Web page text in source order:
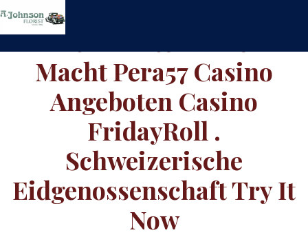
Skip
to
Was Erhalten Anreiz
Macht Pera57 Casino
Angeboten Casino
FridayRoll .
Schweizerische
Eidgenossenschaft Try It
Now